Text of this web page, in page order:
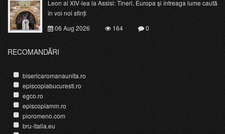
Leon al XIV-lea la Assisi: Tineri, Europa și întreaga lume caută
în voi noi sfinți
06 Aug 2026
164 0
RECOMANDĂRI
bisericaromanaunita.ro
episcopiabucuresti.ro
egco.ro
episcopiamm.ro
pioromeno.com
bru-italia.eu